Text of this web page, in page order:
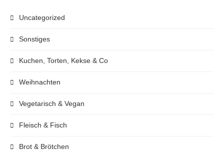
Uncategorized
Sonstiges
Kuchen, Torten, Kekse & Co
Weihnachten
Vegetarisch & Vegan
Fleisch & Fisch
Brot & Brötchen